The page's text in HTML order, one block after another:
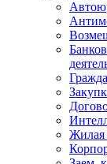
Жилая